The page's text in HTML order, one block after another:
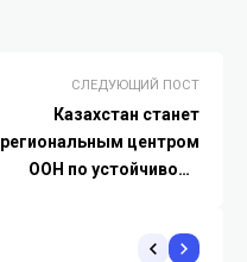
СЛЕДУЮЩИЙ ПОСТ
Казахстан станет
региональным центром
ООН по устойчивому